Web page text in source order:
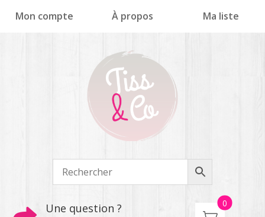
Mon compte À propos Ma liste
Une question ? 0